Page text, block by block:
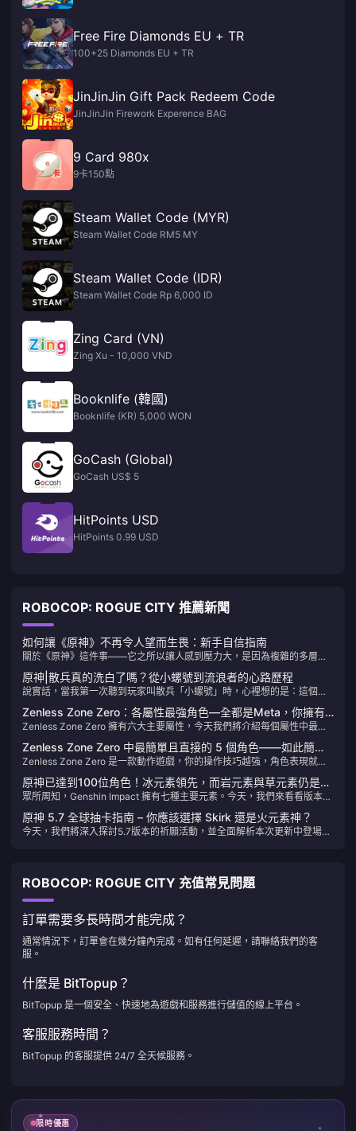
Free Fire Diamonds EU + TR
100+25 Diamonds EU + TR
JinJinJin Gift Pack Redeem Code
JinJinJin Firework Experence BAG
9 Card 980x
9卡150點
Steam Wallet Code (MYR)
Steam Wallet Code RM5 MY
Steam Wallet Code (IDR)
Steam Wallet Code Rp 6,000 ID
Zing Card (VN)
Zing Xu - 10,000 VND
Booknlife (韓國)
Booknlife (KR) 5,000 WON
GoCash (Global)
GoCash US$ 5
HitPoints USD
HitPoints 0.99 USD
ROBOCOP: ROGUE CITY 推薦新聞
如何讓《原神》不再令人望而生畏：新手自信指南
關於《原神》這件事——它之所以讓人感到壓力大，是因為複雜的多層系
統和抽卡機制。但根據我長期關注這個領域的經驗：從主線任務開始，不
要被最佳化壓力綁架，設定個人節奏界限，把重心放在探索而非追求所謂
「最佳解」，你的自信會自然增長。
原神|散兵真的洗白了嗎？從小螺號到流浪者的心路歷程
說實話，當我第一次聽到玩家叫散兵「小螺號」時，心裡想的是：這個冷
酷無情的執行官怎麼可能配得上這麼可愛的稱呼？但隨著劇情推進，我發
現這個角色的轉變比想像中要複雜得多。
Zenless Zone Zero：各屬性最強角色—全都是Meta，你擁有
多少？
Zenless Zone Zero 擁有六大主要屬性，今天我們將介紹每個屬性中最強
Zenless Zone Zero 中最簡單且直接的 5 個角色——如此簡
單，任何人都能上手
Zenless Zone Zero 是一款動作遊戲，你的操作技巧越強，角色表現就越
強大。然而，有幾個突出角色不僅強大，而且非常容易上手——幾乎是“即
插即用”。
原神已達到100位角色！冰元素領先，而岩元素與草元素仍是最
稀有的
眾所周知，Genshin Impact 擁有七種主要元素。今天，我們來看看版本
5.7 中角色按元素的現有分布。哪個元素擁有最多角色，哪個元素最少？讓
我們直接進入數據分析。
原神 5.7 全球抽卡指南 – 你應該選擇 Skirk 還是火元素神？
今天，我們將深入探討5.7版本的祈願活動，並全面解析本次更新中登場的
ROBOCOP: ROGUE CITY 充值常見問題
訂單需要多長時間才能完成？
通常情況下，訂單會在幾分鐘內完成。如有任何延遲，請聯絡我們的客
服。
什麼是 BitTopup？
BitTopup 是一個安全、快速地為遊戲和服務進行儲值的線上平台。
客服服務時間？
BitTopup 的客服提供 24/7 全天候服務。
限時優惠